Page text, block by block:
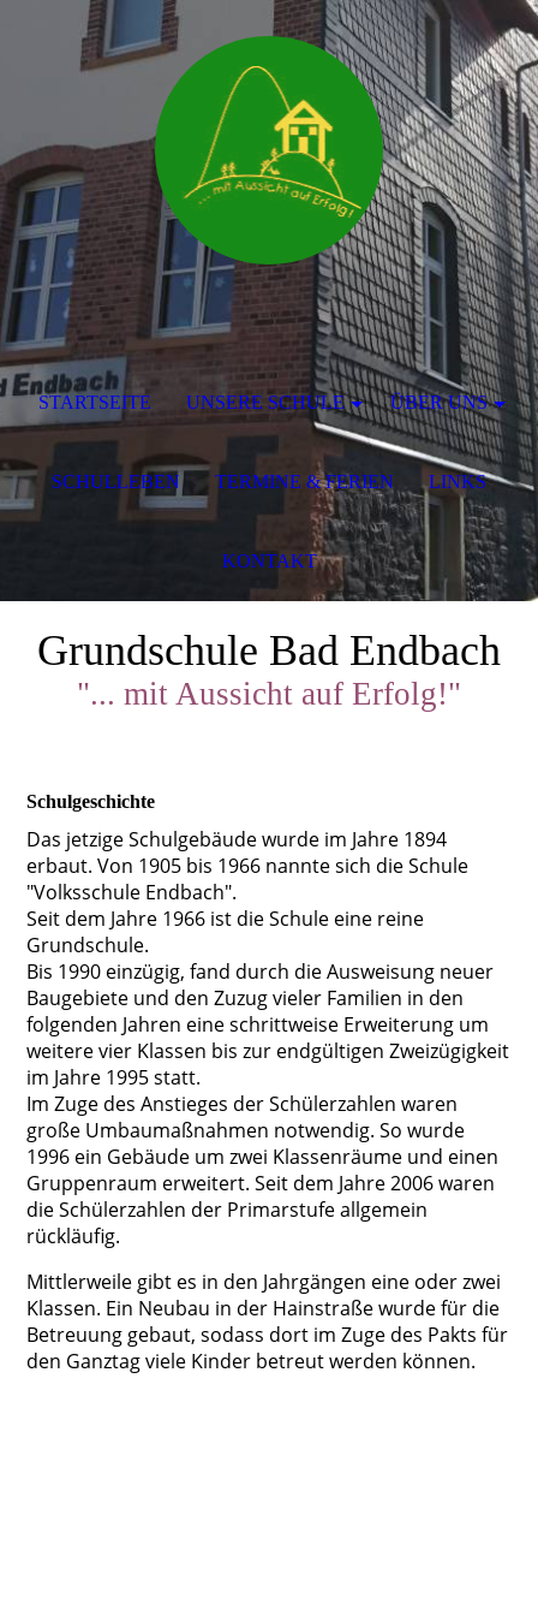
Grundschule Bad Endbach
"... mit Aussicht auf Erfolg!"
Schulgeschichte
Das jetzige Schulgebäude wurde im Jahre 1894
erbaut. Von 1905 bis 1966 nannte sich die Schule
"Volksschule Endbach".
Seit dem Jahre 1966 ist die Schule eine reine
Grundschule.
Bis 1990 einzügig, fand durch die Ausweisung neuer
Baugebiete und den Zuzug vieler Familien in den
folgenden Jahren eine schrittweise Erweiterung um
weitere vier Klassen bis zur endgültigen Zweizügigkeit
im Jahre 1995 statt.
Im Zuge des Anstieges der Schülerzahlen waren
große Umbaumaßnahmen notwendig. So wurde
1996 ein Gebäude um zwei Klassenräume und einen
Gruppenraum erweitert. Seit dem Jahre 2006 waren
die Schülerzahlen der Primarstufe allgemein
rückläufig.
Mittlerweile gibt es in den Jahrgängen eine oder zwei
Klassen. Ein Neubau in der Hainstraße wurde für die
Betreuung gebaut, sodass dort im Zuge des Pakts für
den Ganztag viele Kinder betreut werden können.
STARTSEITE UNSERE SCHULE ÜBER UNS
SCHULLEBEN TERMINE & FERIEN LINKS
KONTAKT